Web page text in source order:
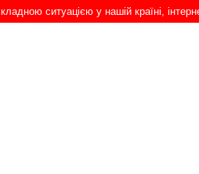
ситуацією у нашій країні,